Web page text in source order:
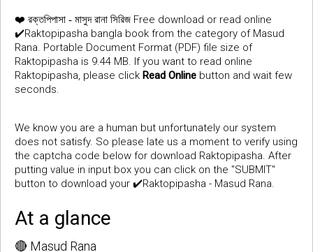
❤️ রক্তপিপাসা - মাসুদ রানা সিরিজ Free download or read online
✔️Raktopipasha bangla book from the category of Masud
Rana. Portable Document Format (PDF) file size of
Raktopipasha is 9.44 MB. If you want to read online
Raktopipasha, please click Read Online button and wait few
seconds.
We know you are a human but unfortunately our system
does not satisfy. So please late us a moment to verify using
the captcha code below for download Raktopipasha. After
putting value in input box you can click on the "SUBMIT"
button to download your ✔️Raktopipasha - Masud Rana.
At a glance
🔴 Masud Rana